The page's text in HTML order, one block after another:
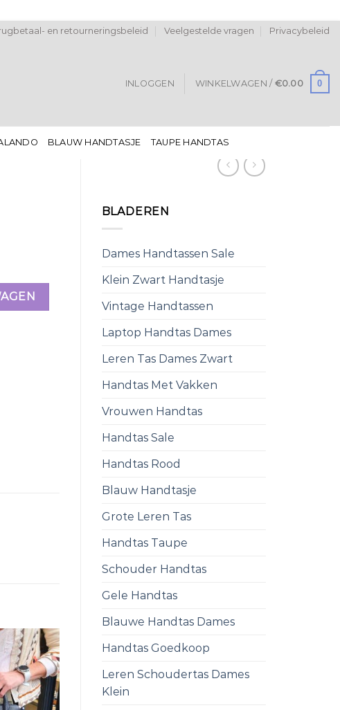
en retourneringsbeleid Veelgestelde vragen Privacybeleid
INLOGGEN WINKELWAGEN / €0.00 0
BLAUW HANDTASJE TAUPE HANDTAS
BLADEREN
Dames Handtassen Sale
Klein Zwart Handtasje
Vintage Handtassen
Laptop Handtas Dames
Leren Tas Dames Zwart
Handtas Met Vakken
Vrouwen Handtas
Handtas Sale
Handtas Rood
Blauw Handtasje
Grote Leren Tas
Handtas Taupe
Schouder Handtas
Gele Handtas
Blauwe Handtas Dames
Handtas Goedkoop
Leren Schoudertas Dames
Klein